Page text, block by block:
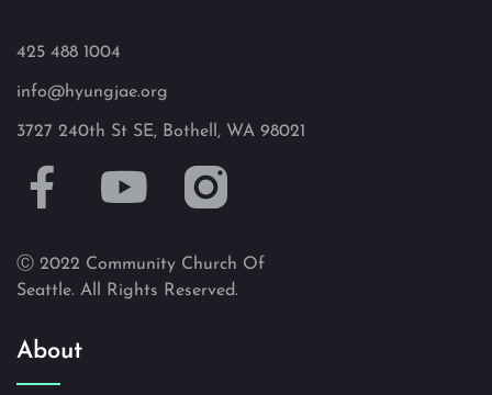
425 488 1004
info@hyungjae.org
3727 240th St SE, Bothell, WA 98021
Ⓒ 2022 Community Church Of
Seattle. All Rights Reserved.
About